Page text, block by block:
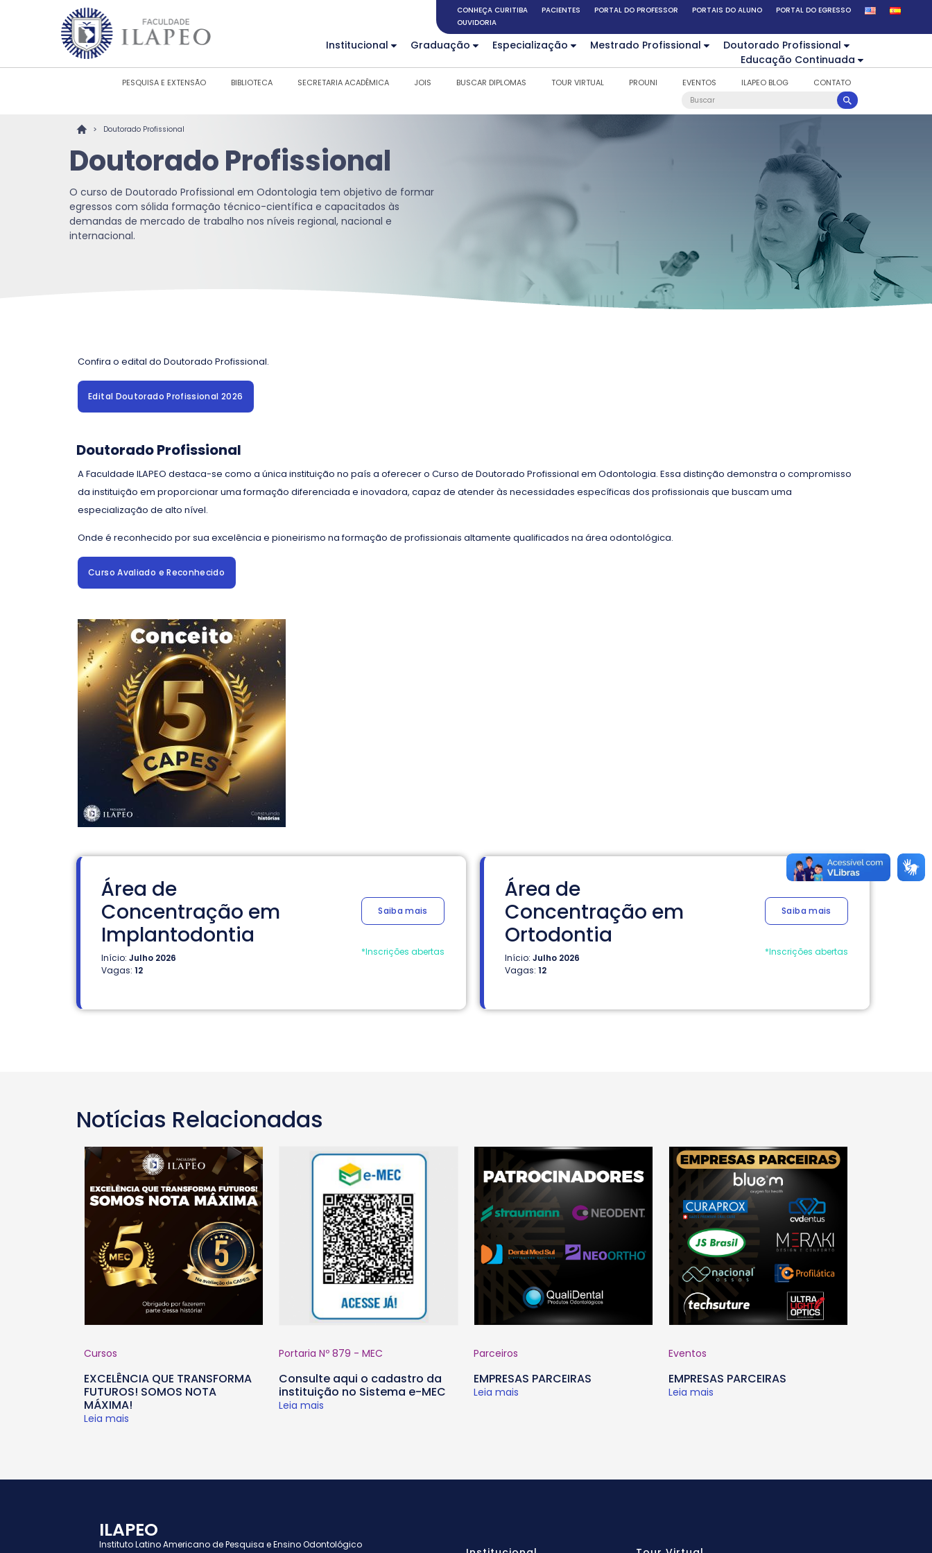
CONHEÇA CURITIBA PACIENTES PORTAL DO PROFESSOR PORTAIS DO ALUNO
PORTAL DO EGRESSO
OUVIDORIA
Institucional Graduação Especialização Mestrado Profissional
Doutorado Profissional
Educação Continuada
PESQUISA E EXTENSÃO BIBLIOTECA SECRETARIA ACADÊMICA JOIS BUSCAR DIPLOMAS TOUR VIRTUAL PROUNI EVENTOS ILAPEO BLOG CONTATO
> Doutorado Profissional
Doutorado Profissional
O curso de Doutorado Profissional em Odontologia tem objetivo de formar
egressos com sólida formação técnico-científica e capacitados às
demandas de mercado de trabalho nos níveis regional, nacional e
internacional.
Confira o edital do Doutorado Profissional.
Edital Doutorado Profissional 2026
Doutorado Profissional
A Faculdade ILAPEO destaca-se como a única instituição no país a oferecer o Curso de Doutorado Profissional em Odontologia. Essa distinção demonstra o compromisso
da instituição em proporcionar uma formação diferenciada e inovadora, capaz de atender às necessidades específicas dos profissionais que buscam uma
especialização de alto nível.
Onde é reconhecido por sua excelência e pioneirismo na formação de profissionais altamente qualificados na área odontológica.
Curso Avaliado e Reconhecido
Área de
Concentração em
Implantodontia
Início:Julho 2026
Vagas:12
Saiba mais
*Inscrições abertas
Área de
Concentração em
Ortodontia
Início: Julho 2026
Vagas: 12
Saiba mais
*Inscrições abertas
Notícias Relacionadas
Cursos
EXCELÊNCIA QUE TRANSFORMA
FUTUROS! SOMOS NOTA
MÁXIMA!
Leia mais
Portaria Nº 879 - MEC
Consulte aqui o cadastro da
instituição no Sistema e-MEC
Leia mais
Parceiros
EMPRESAS PARCEIRAS
Leia mais
Eventos
EMPRESAS PARCEIRAS
Leia mais
ILAPEO
Instituto Latino Americano de Pesquisa e Ensino Odontológico